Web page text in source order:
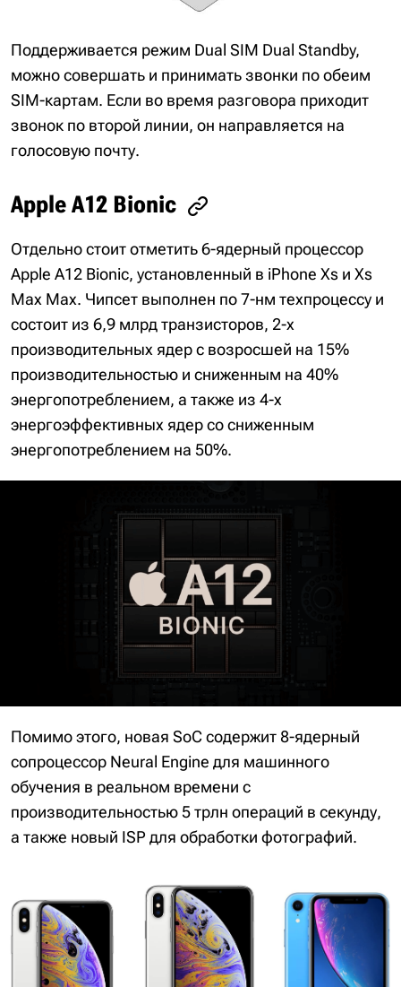
Поддерживается режим Dual SIM Dual Standby,
можно совершать и принимать звонки по обеим
SIM-картам. Если во время разговора приходит
звонок по второй линии, он направляется на
голосовую почту.
Apple A12 Bionic
Отдельно стоит отметить 6-ядерный процессор
Apple A12 Bionic, установленный в iPhone Xs и Xs
Max Max. Чипсет выполнен по 7-нм техпроцессу и
состоит из 6,9 млрд транзисторов, 2-х
производительных ядер с возросшей на 15%
производительностью и сниженным на 40%
энергопотреблением, а также из 4-х
энергоэффективных ядер со сниженным
энергопотреблением на 50%.
Помимо этого, новая SoC содержит 8-ядерный
сопроцессор Neural Engine для машинного
обучения в реальном времени с
производительностью 5 трлн операций в секунду,
а также новый ISP для обработки фотографий.